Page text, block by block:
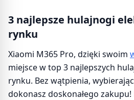
3 najlepsze hulajnogi
rynku
Xiaomi M365 Pro, dzięki swoim
miejsce w top 3 najlepszych
rynku. Bez wątpienia,
dokonasz doskonałego